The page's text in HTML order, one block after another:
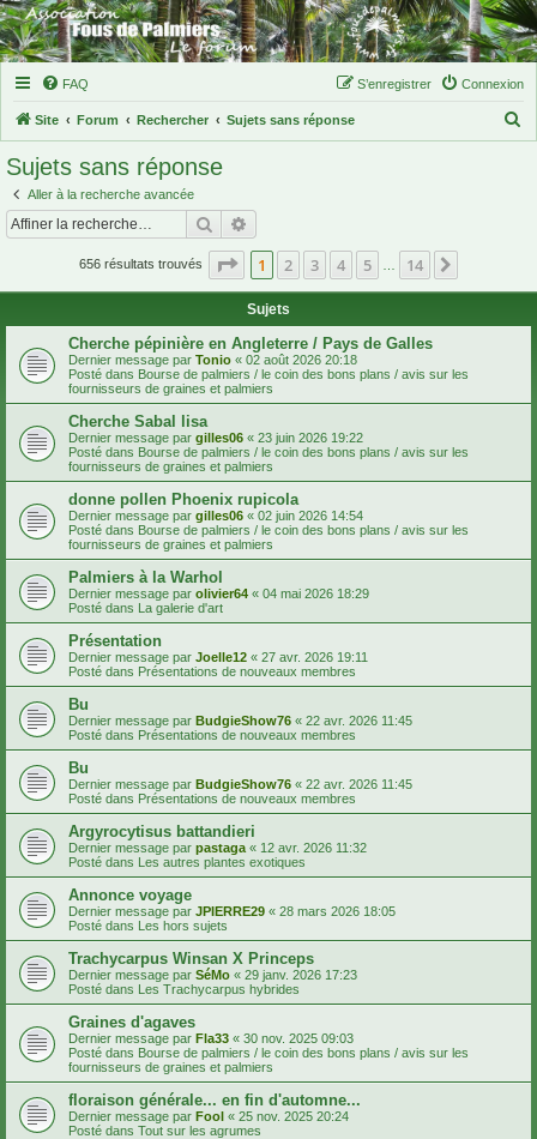
FAQ Connexion
S’enregistrer
Site Forum Rechercher Sujets sans réponse
c
Sujets sans réponse
Aller à la recherche avancée
Rechercher
656 résultats trouvés Page 1sur14
1 2 3 4 5 14
Sujets
Cherche pépinière en Angleterre / Pays de Galles
Dernier message par Tonio « 02 août 2026 20:18
Posté dans Bourse de palmiers / le coin des bons plans / avis sur les
fournisseurs de graines et palmiers
Cherche Sabal lisa
Dernier message par gilles06 « 23 juin 2026 19:22
Posté dans Bourse de palmiers / le coin des bons plans / avis sur les
fournisseurs de graines et palmiers
donne pollen Phoenix rupicola
Dernier message par gilles06 « 02 juin 2026 14:54
Posté dans Bourse de palmiers / le coin des bons plans / avis sur les
fournisseurs de graines et palmiers
Palmiers à la Warhol
Dernier message par olivier64 « 04 mai 2026 18:29
Posté dans La galerie d'art
Présentation
Dernier message par Joelle12 « 27 avr. 2026 19:11
Posté dans Présentations de nouveaux membres
Bu
Dernier message par BudgieShow76 « 22 avr. 2026 11:45
Posté dans Présentations de nouveaux membres
Bu
Dernier message par BudgieShow76 « 22 avr. 2026 11:45
Posté dans Présentations de nouveaux membres
Argyrocytisus battandieri
Dernier message par pastaga « 12 avr. 2026 11:32
Posté dans Les autres plantes exotiques
Annonce voyage
Dernier message par JPIERRE29 « 28 mars 2026 18:05
Posté dans Les hors sujets
Trachycarpus Winsan X Princeps
Dernier message par SéMo « 29 janv. 2026 17:23
Posté dans Les Trachycarpus hybrides
Graines d'agaves
Dernier message par Fla33 « 30 nov. 2025 09:03
Posté dans Bourse de palmiers / le coin des bons plans / avis sur les
fournisseurs de graines et palmiers
floraison générale... en fin d'automne...
Dernier message par Fool « 25 nov. 2025 20:24
Posté dans Tout sur les agrumes